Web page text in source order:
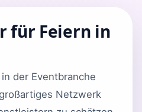
für Feiern in
der Eventbranche
Netzwerk